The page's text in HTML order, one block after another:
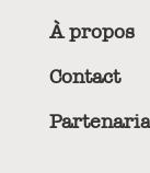
À propos
Contact